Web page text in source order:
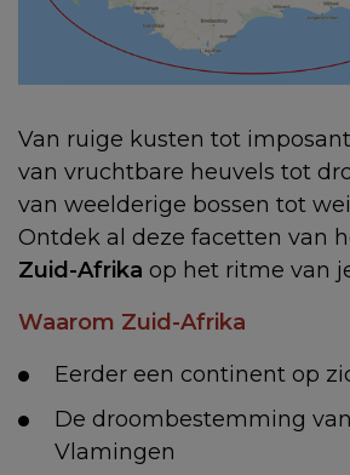
Van ruige kusten tot
van vruchtbare heuvels tot
van weelderige bossen tot
Ontdek al deze facetten van
Zuid-Afrika op het ritme van
Waarom Zuid-Afrika
Eerder een continent op
De droombestemming van
Vlamingen